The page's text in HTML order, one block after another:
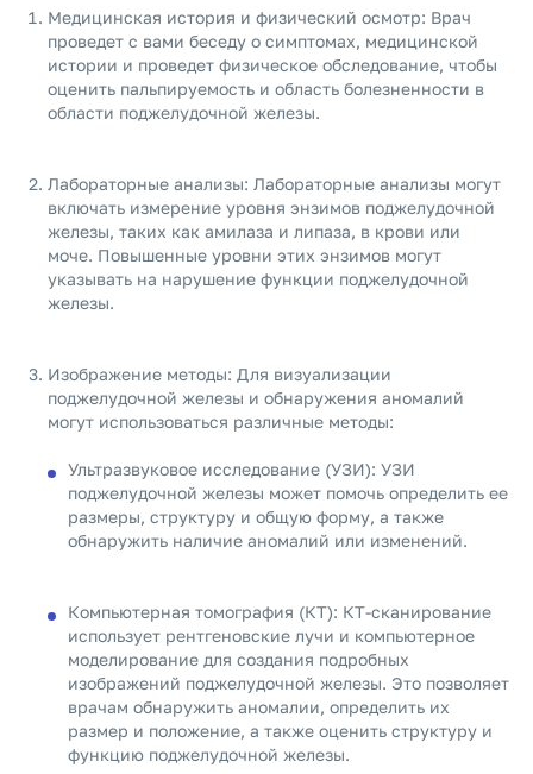
Медицинская история и физический осмотр: Врач
проведет с вами беседу о симптомах, медицинской
истории и проведет физическое обследование, чтобы
оценить пальпируемость и область болезненности в
области поджелудочной железы.
Лабораторные анализы: Лабораторные анализы могут
включать измерение уровня энзимов поджелудочной
железы, таких как амилаза и липаза, в крови или
моче. Повышенные уровни этих энзимов могут
указывать на нарушение функции поджелудочной
железы.
Изображение методы: Для визуализации
поджелудочной железы и обнаружения аномалий
могут использоваться различные методы:
Ультразвуковое исследование (УЗИ): УЗИ
поджелудочной железы может помочь определить ее
размеры, структуру и общую форму, а также
обнаружить наличие аномалий или изменений.
Компьютерная томография (КТ): КТ-сканирование
использует рентгеновские лучи и компьютерное
моделирование для создания подробных
изображений поджелудочной железы. Это позволяет
врачам обнаружить аномалии, определить их
размер и положение, а также оценить структуру и
функцию поджелудочной железы.